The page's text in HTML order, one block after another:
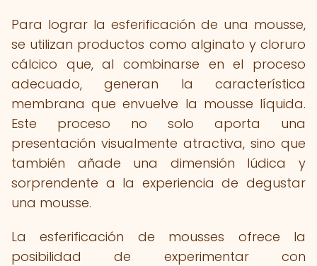
Para lograr la esferificación de una mousse,
se utilizan productos como alginato y cloruro
cálcico que, al combinarse en el proceso
adecuado, generan la característica
membrana que envuelve la mousse líquida.
Este proceso no solo aporta una
presentación visualmente atractiva, sino que
también añade una dimensión lúdica y
sorprendente a la experiencia de degustar
una mousse.
La esferificación de mousses ofrece la
posibilidad de experimentar con